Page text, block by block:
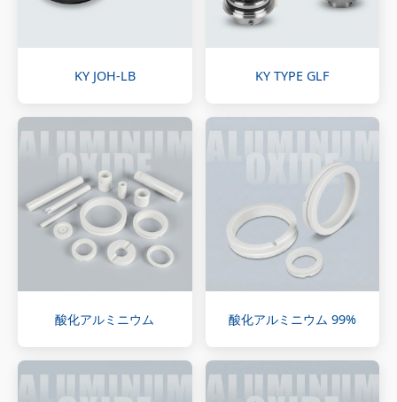
KY JOH-LB KY TYPE GLF
酸化アルミニウム 酸化アルミニウム 99%